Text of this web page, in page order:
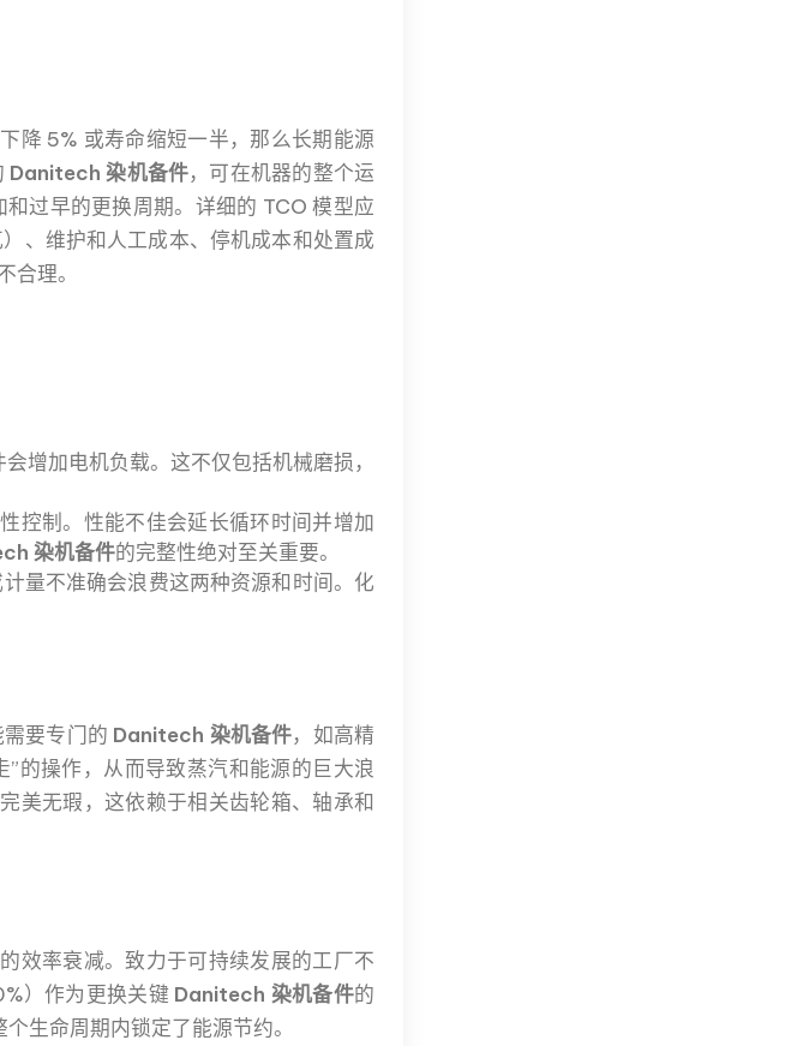
降 5% 或寿命缩短一半，那么长期能源
Danitech 染机备件，可在机器的整个运
过早的更换周期。详细的 TCO 模型应
、维护和人工成本、停机成本和处置成
理。
增加电机负载。这不仅包括机械磨损，
控制。性能不佳会延长循环时间并增加
染机备件的完整性绝对至关重要。
量不准确会浪费这两种资源和时间。化
要专门的 Danitech 染机备件，如高精
的操作，从而导致蒸汽和能源的巨大浪
美无瑕，这依赖于相关齿轮箱、轴承和
效率衰减。致力于可持续发展的工厂不
）作为更换关键 Danitech 染机备件的
生命周期内锁定了能源节约。